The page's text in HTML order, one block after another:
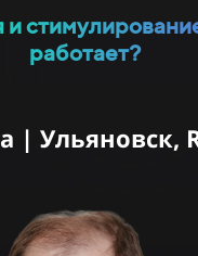
работает?
| Ульяновск,